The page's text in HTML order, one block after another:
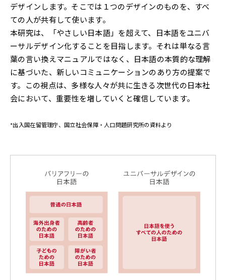
デザインします。そこでは１つのデザインのものを、すべ
ての人が共有して使います。
本研究は、「やさしい日本語」を超えて、日本語をユニバ
ーサルデザイン化することを目指します。それは単なる言
葉の言い換えマニュアルではなく、日本語の本質的な理解
に基づいた、新しいコミュニケーションのあり方の提案で
す。この視点は、多様な人々が共に生きる次世代の日本社
会において、重要性を増していくと確信しています。
*出入国在留管理庁、国立社会保障・人口問題研究所の資料より